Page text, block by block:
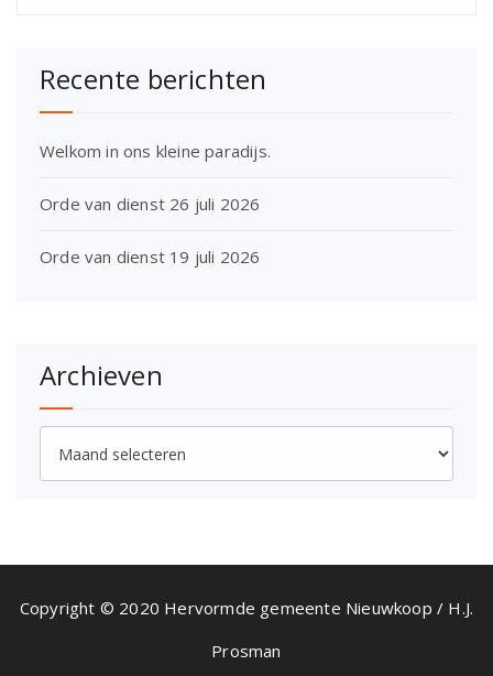
Recente berichten
Welkom in ons kleine paradijs.
Orde van dienst 26 juli 2026
Orde van dienst 19 juli 2026
Archieven
Copyright © 2020 Hervormde gemeente Nieuwkoop / H.J.
Prosman